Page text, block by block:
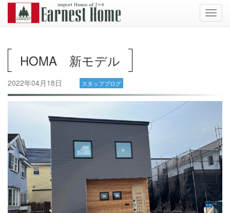
HOMA 新モデル
2022年04月18日 スタッフブログ